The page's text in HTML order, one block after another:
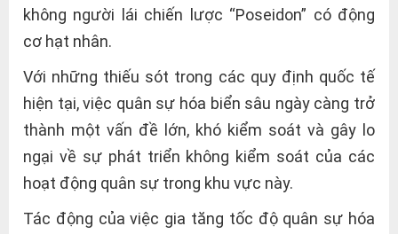
không người lái chiến lược “Poseidon” có động
cơ hạt nhân.
Với những thiếu sót trong các quy định quốc tế
hiện tại, việc quân sự hóa biển sâu ngày càng trở
thành một vấn đề lớn, khó kiểm soát và gây lo
ngại về sự phát triển không kiểm soát của các
hoạt động quân sự trong khu vực này.
Tác động của việc gia tăng tốc độ quân sự hóa